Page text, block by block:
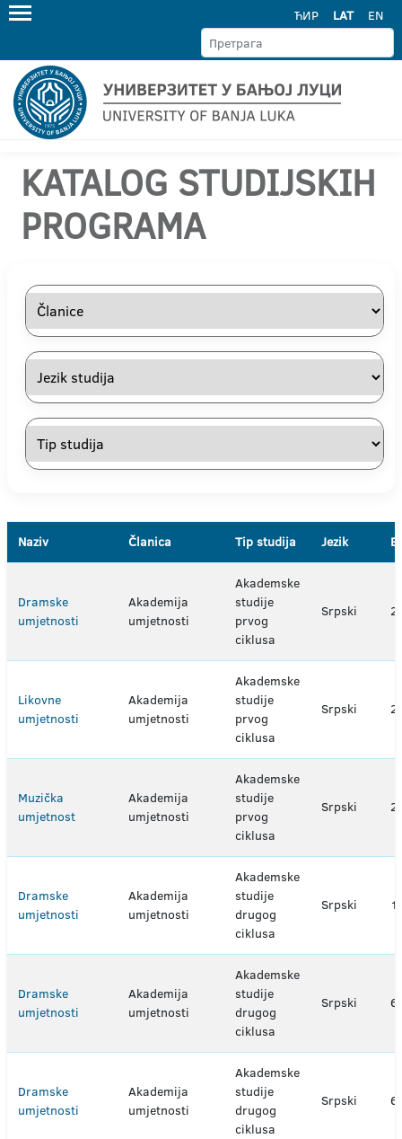
ЋИР LAT EN
KATALOG STUDIJSKIH
PROGRAMA
Naziv Članica Tip studija Jezik
Dramske
umjetnosti
Akademija
umjetnosti
Akademske
studije
prvog
ciklusa
Srpski
Likovne
umjetnosti
Akademija
umjetnosti
Akademske
studije
prvog
ciklusa
Srpski
Muzička
umjetnost
Akademija
umjetnosti
Akademske
studije
prvog
ciklusa
Srpski
Dramske
umjetnosti
Akademija
umjetnosti
Akademske
studije
drugog
ciklusa
Srpski
Dramske
umjetnosti
Akademija
umjetnosti
Akademske
studije
drugog
ciklusa
Srpski
Dramske
umjetnosti
Akademija
umjetnosti
Akademske
studije
drugog
ciklusa
Srpski